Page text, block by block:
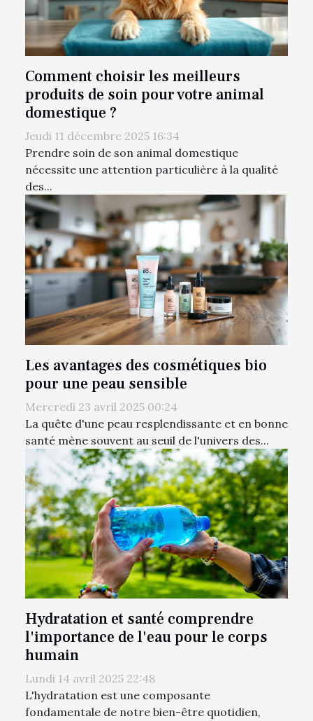
Comment choisir les meilleurs
produits de soin pour votre animal
domestique ?
Jeudi 11 décembre 2025 16:34
Prendre soin de son animal domestique
nécessite une attention particulière à la qualité
des...
Les avantages des cosmétiques bio
pour une peau sensible
Mercredi 23 avril 2025 00:24
La quête d'une peau resplendissante et en bonne
santé mène souvent au seuil de l'univers des...
Hydratation et santé comprendre
l'importance de l'eau pour le corps
humain
Lundi 14 avril 2025 22:48
L'hydratation est une composante
fondamentale de notre bien-être quotidien,